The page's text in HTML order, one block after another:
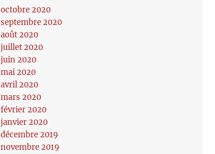
octobre 2020
septembre 2020
août 2020
juillet 2020
juin 2020
mai 2020
avril 2020
mars 2020
février 2020
janvier 2020
décembre 2019
novembre 2019